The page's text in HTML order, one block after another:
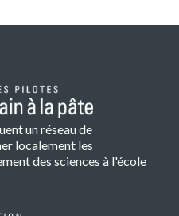
un réseau de
localement les
des sciences à l'école